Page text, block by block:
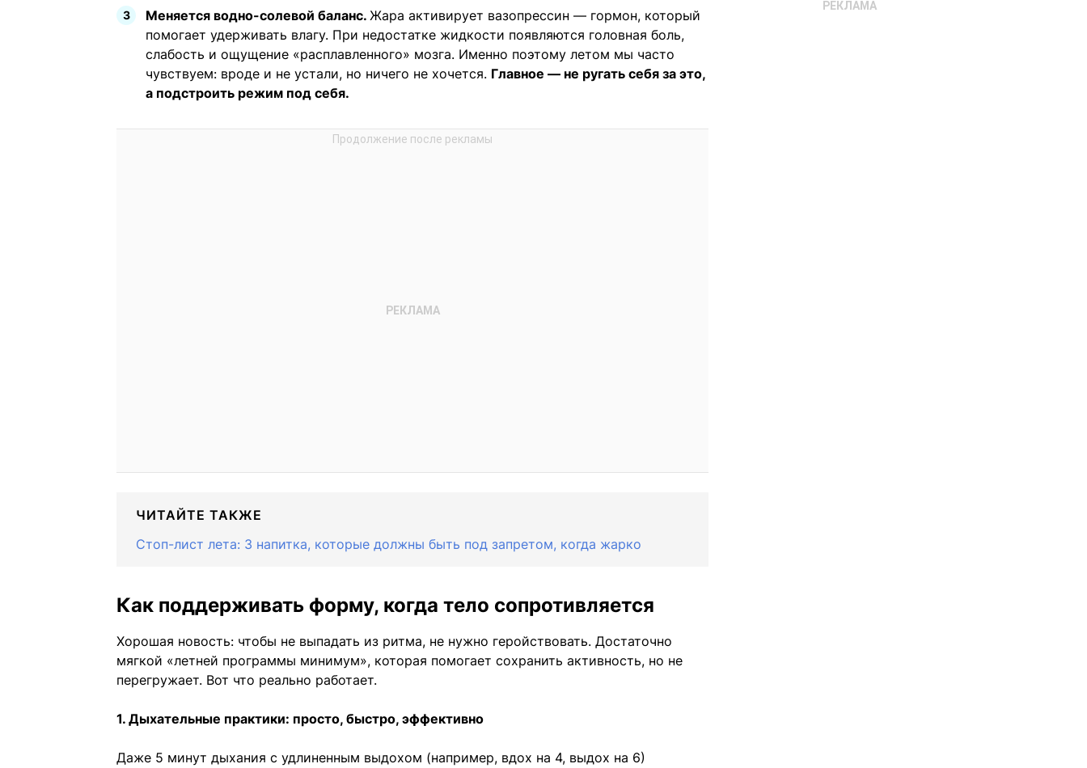
Меняется водно-солевой баланс. Жара активирует вазопрессин — гормон, который
помогает удерживать влагу. При недостатке жидкости появляются головная боль,
слабость и ощущение «расплавленного» мозга. Именно поэтому летом мы часто
чувствуем: вроде и не устали, но ничего не хочется. Главное — не ругать себя за это,
а подстроить режим под себя.
ЧИТАЙТЕ ТАКЖЕ
Стоп-лист лета: 3 напитка, которые должны быть под запретом, когда жарко
Как поддерживать форму, когда тело сопротивляется
Хорошая новость: чтобы не выпадать из ритма, не нужно геройствовать. Достаточно
мягкой «летней программы минимум», которая помогает сохранить активность, но не
перегружает. Вот что реально работает.
1. Дыхательные практики: просто, быстро, эффективно
Даже 5 минут дыхания с удлиненным выдохом (например, вдох на 4, выдох на 6)